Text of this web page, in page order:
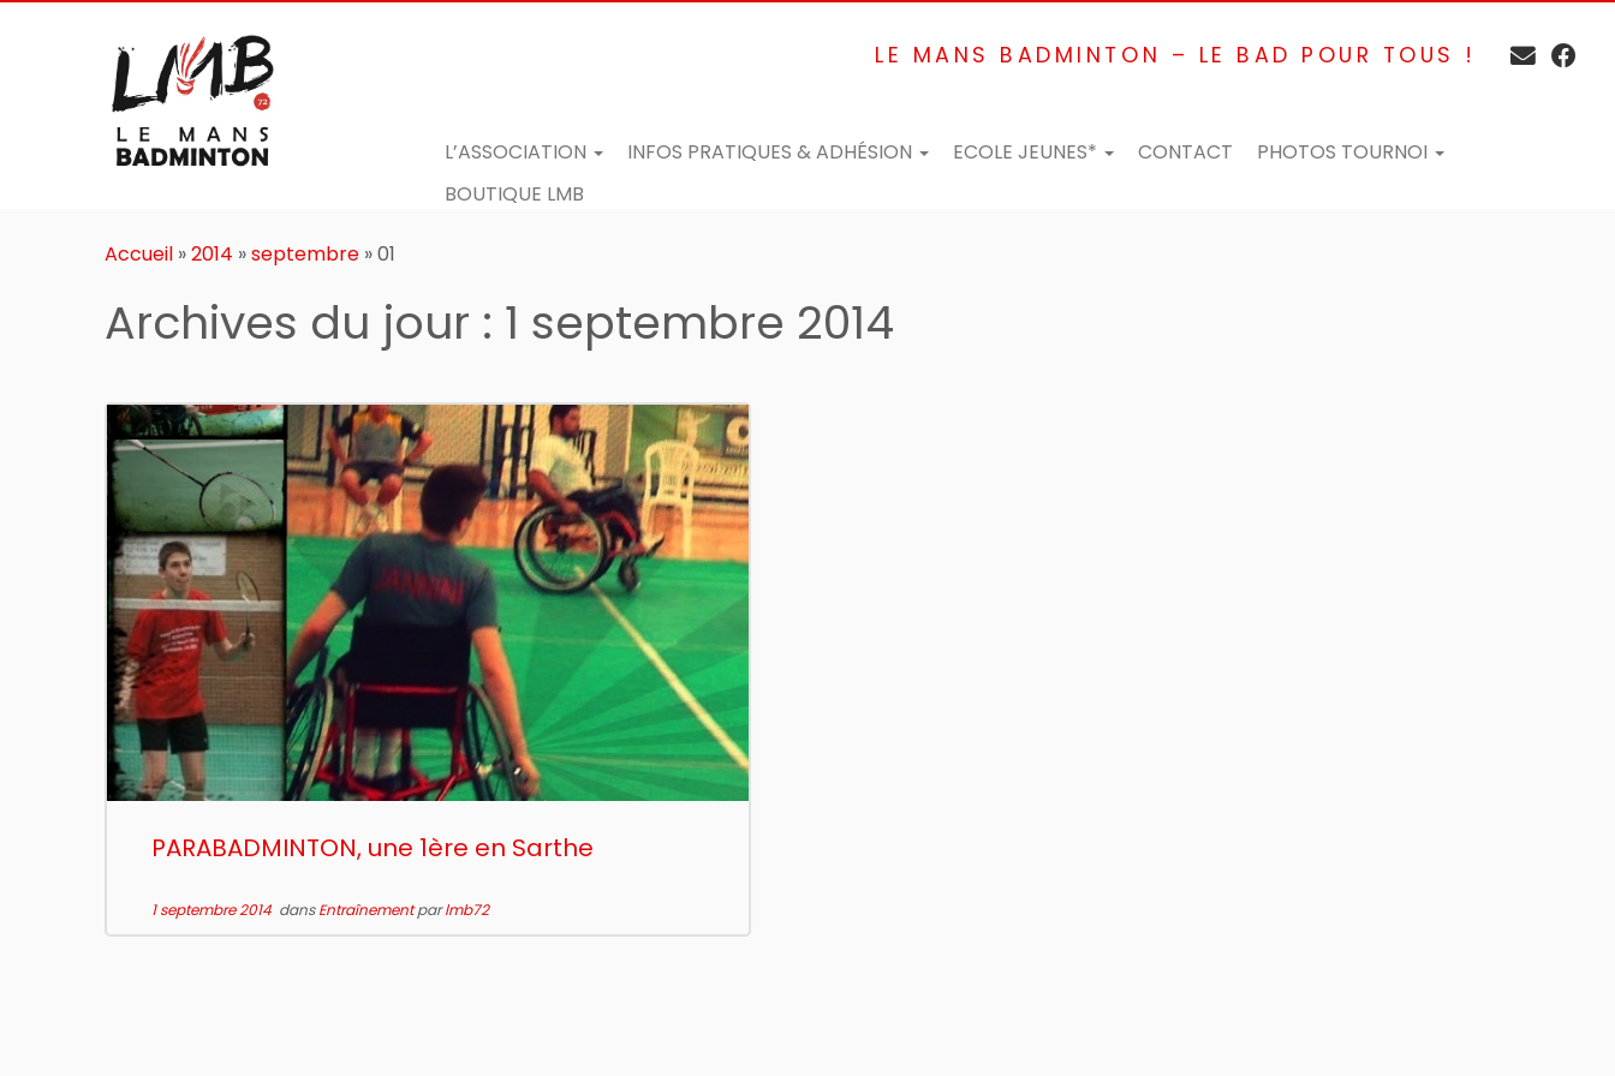
LE MANS BADMINTON – LE BAD POUR TOUS !
L’ASSOCIATION INFOS PRATIQUES & ADHÉSION ECOLE JEUNES* CONTACT
PHOTOS TOURNOI
BOUTIQUE LMB
Accueil »2014 »septembre »01
Archives du jour : 1 septembre 2014
PARABADMINTON, une 1ère en Sarthe
1 septembre 2014 dansEntraînementparlmb72